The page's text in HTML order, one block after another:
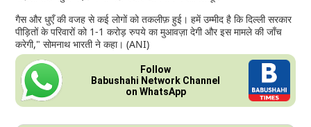
गैस और धुएँ की वजह से कई लोगों को तकलीफ़ हुई। हमें उम्मीद है कि दिल्ली सरकार
पीड़ितों के परिवारों को 1-1 करोड़ रुपये का मुआवज़ा देगी और इस मामले की जाँच
करेगी," सोमनाथ भारती ने कहा। (ANI)
Follow
Babushahi Network Channel
on WhatsApp